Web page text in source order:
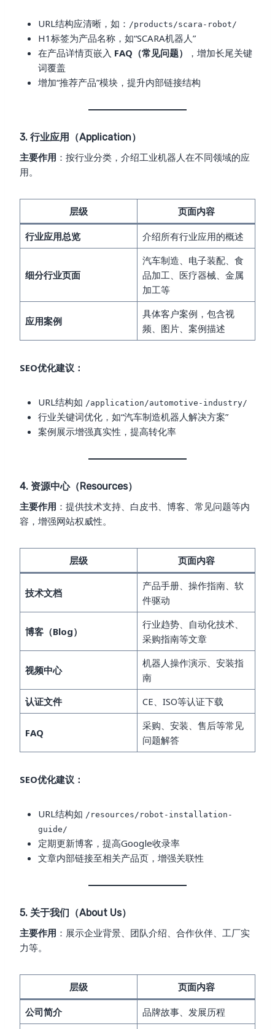
URL结构应清晰，如： /products/scara-robot/
H1标签为产品名称，如“SCARA机器人”
在产品详情页嵌入 FAQ（常见问题）
，增加长尾关键
词覆盖
增加“推荐产品”模块，提升内部链接结构
3. 行业应用（Application）
主要作用 ：按行业分类，介绍工业机器人在不同领域的应
用。
层级 页面内容
行业应用总览 介绍所有行业应用的概述
细分行业页面
汽车制造、电子装配、食
品加工、医疗器械、金属
加工等
应用案例
具体客户案例，包含视
频、图片、案例描述
SEO优化建议：
URL结构如 /application/automotive-industry/
行业关键词优化，如“汽车制造机器人解决方案”
案例展示增强真实性，提高转化率
4. 资源中心（Resources）
主要作用 ：提供技术支持、白皮书、博客、常见问题等内
容，增强网站权威性。
层级 页面内容
技术文档
产品手册、操作指南、软
件驱动
博客（Blog）
行业趋势、自动化技术、
采购指南等文章
视频中心
机器人操作演示、安装指
南
认证文件
CE、ISO等认证下载
FAQ
采购、安装、售后等常见
问题解答
SEO优化建议：
URL结构如 /resources/robot-installation-
guide/
定期更新博客，提高Google收录率
文章内部链接至相关产品页，增强关联性
5. 关于我们（About Us）
主要作用 ：展示企业背景、团队介绍、合作伙伴、工厂实
力等。
层级 页面内容
公司简介
品牌故事、发展历程